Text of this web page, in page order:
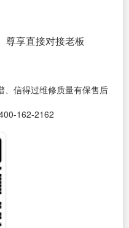
尊享直接对接老板
、信得过维修质量有保售后
162-2162